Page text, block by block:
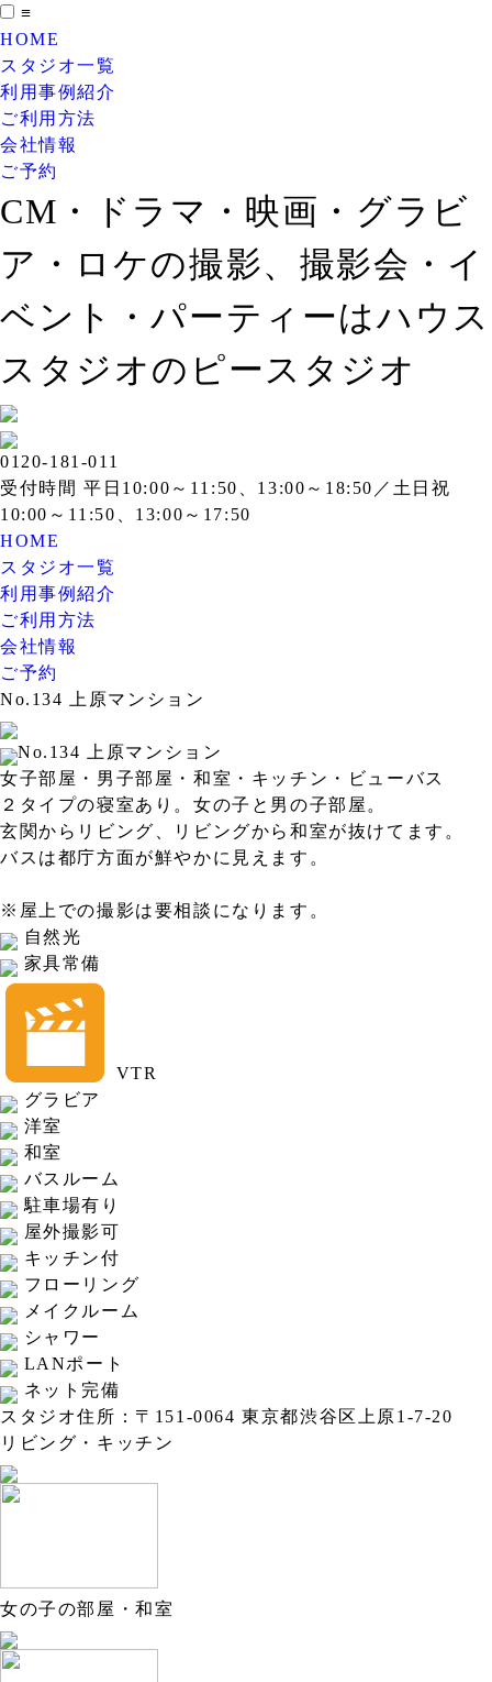
≡
HOME
スタジオ一覧
利用事例紹介
ご利用方法
会社情報
ご予約
CM・ドラマ・映画・グラビ
ア・ロケの撮影、撮影会・イ
ベント・パーティーはハウス
スタジオのピースタジオ
0120-181-011
受付時間 平日10:00～11:50、13:00～18:50／土日祝
10:00～11:50、13:00～17:50
HOME
スタジオ一覧
利用事例紹介
ご利用方法
会社情報
ご予約
No.134 上原マンション
No.134 上原マンション
女子部屋・男子部屋・和室・キッチン・ビューバス
２タイプの寝室あり。女の子と男の子部屋。
玄関からリビング、リビングから和室が抜けてます。
バスは都庁方面が鮮やかに見えます。
※屋上での撮影は要相談になります。
自然光
家具常備
VTR
グラビア
洋室
和室
バスルーム
駐車場有り
屋外撮影可
キッチン付
フローリング
メイクルーム
シャワー
LANポート
ネット完備
スタジオ住所：〒151-0064 東京都渋谷区上原1-7-20
リビング・キッチン
女の子の部屋・和室